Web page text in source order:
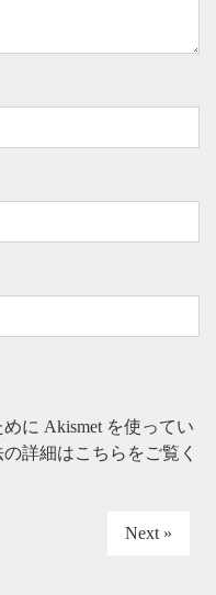
に Akismet を使ってい
詳細はこちらをご覧く
Next »